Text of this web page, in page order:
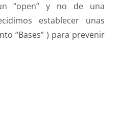
“open” y no de una
establecer unas
“Bases” ) para prevenir